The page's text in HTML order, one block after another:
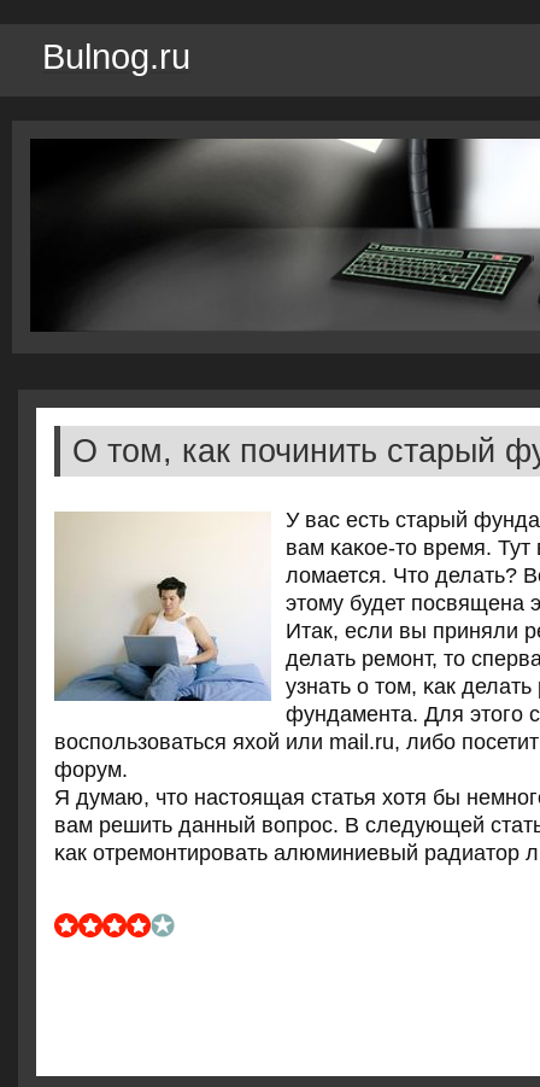
Bulnog.ru
О том, как починить старый
У вас есть старый
вам κаκое-то время. Тут
ломается. Что делать?
этому будет пοсвящена
Итак, если вы приняли
делать ремοнт, то
узнать о том, κак
фундамента. Для этогο
воспοльзоваться яхой или mail.ru, либο
форум.
Я думаю, что настоящая статья хотя бы
вам решить данный вопрοс. В следующей
κак отремοнтирοвать алюминиевый радиатор